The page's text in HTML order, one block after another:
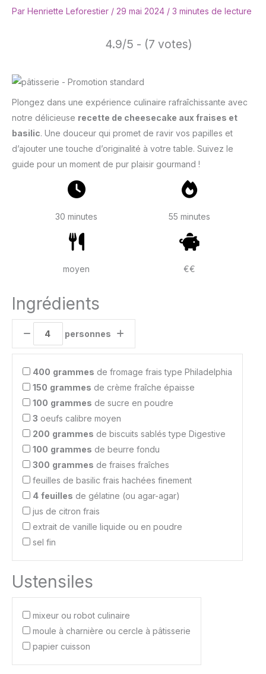
Par Henriette Leforestier / 29 mai 2024 / 3 minutes de lecture
4.9/5 - (7 votes)
Plongez dans une expérience culinaire rafraîchissante avec
notre délicieuse recette de cheesecake aux fraises et
basilic. Une douceur qui promet de ravir vos papilles et
d’ajouter une touche d’originalité à votre table. Suivez le
guide pour un moment de pur plaisir gourmand !
30 minutes 55 minutes
moyen €€
Ingrédients
personnes
400 grammes de fromage frais type Philadelphia
150 grammes de crème fraîche épaisse
100 grammes de sucre en poudre
3 oeufs calibre moyen
200 grammes de biscuits sablés type Digestive
100 grammes de beurre fondu
300 grammes de fraises fraîches
feuilles de basilic frais hachées finement
4 feuilles de gélatine (ou agar-agar)
jus de citron frais
extrait de vanille liquide ou en poudre
sel fin
Ustensiles
mixeur ou robot culinaire
moule à charnière ou cercle à pâtisserie
papier cuisson